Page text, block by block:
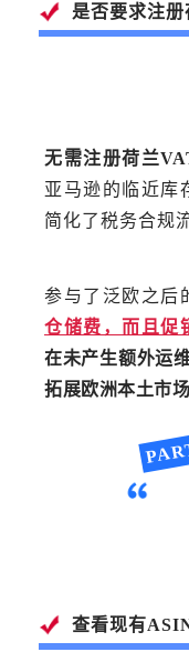
是否要求注
无需注册荷兰
亚马逊的临近库
简化了税务合规
参与了泛欧之后
仓储费，而且促
在未产生额外运
拓展欧洲本土市
查看现有